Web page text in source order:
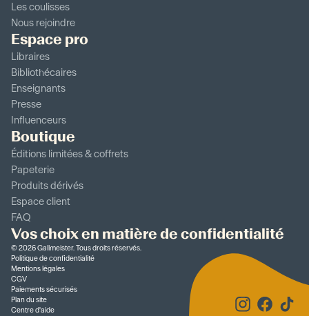
Les coulisses
Nous rejoindre
Espace pro
Libraires
Bibliothécaires
Enseignants
Presse
Influenceurs
Boutique
Éditions limitées & coffrets
Papeterie
Produits dérivés
Espace client
FAQ
Vos choix en matière de confidentialité
© 2026Gallmeister. Tous droits réservés.
Politique de confidentialité
Mentions légales
CGV
Paiements sécurisés
Plan du site
Centre d'aide